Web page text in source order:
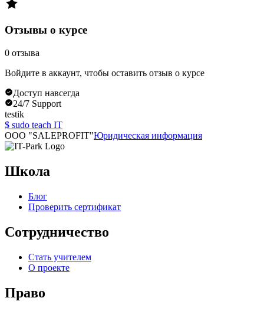
Отзывы о курсе
0 отзыва
Войдите в аккаунт, чтобы оставить отзыв о курсе
Доступ навсегда
24/7 Support
testik
$ sudo teach IT
OOO "SALEPROFIT"Юридическая информация
Школа
Блог
Проверить сертификат
Сотрудничество
Стать учителем
О проекте
Право